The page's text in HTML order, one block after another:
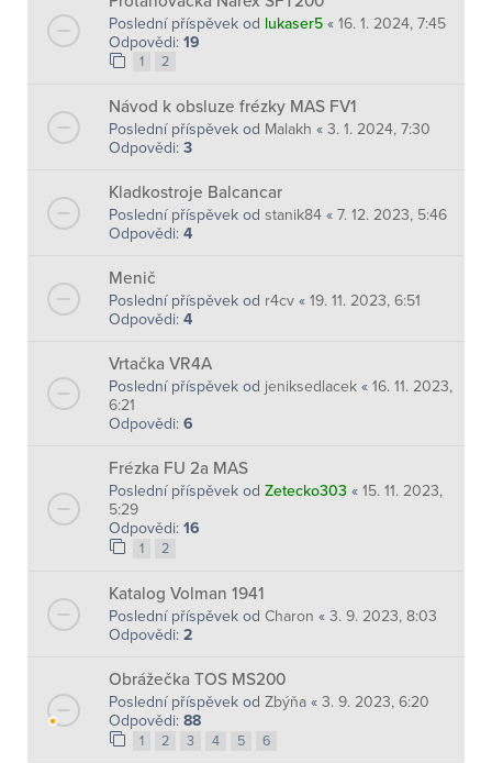
Poslední příspěvek od lukaser5 « 16. 1. 2024, 7:45
Odpovědi: 19
1 2
Návod k obsluze frézky MAS FV1
Poslední příspěvek od Malakh « 3. 1. 2024, 7:30
Odpovědi: 3
Kladkostroje Balcancar
Poslední příspěvek od stanik84 « 7. 12. 2023, 5:46
Odpovědi: 4
Menič
Poslední příspěvek od r4cv « 19. 11. 2023, 6:51
Odpovědi: 4
Vrtačka VR4A
Poslední příspěvek od jeniksedlacek « 16. 11. 2023,
6:21
Odpovědi: 6
Frézka FU 2a MAS
Poslední příspěvek od Zetecko303 « 15. 11. 2023,
5:29
Odpovědi: 16
1 2
Katalog Volman 1941
Poslední příspěvek od Charon « 3. 9. 2023, 8:03
Odpovědi: 2
Obrážečka TOS MS200
Poslední příspěvek od Zbýňa « 3. 9. 2023, 6:20
Odpovědi: 88
1 2 3 4 5 6